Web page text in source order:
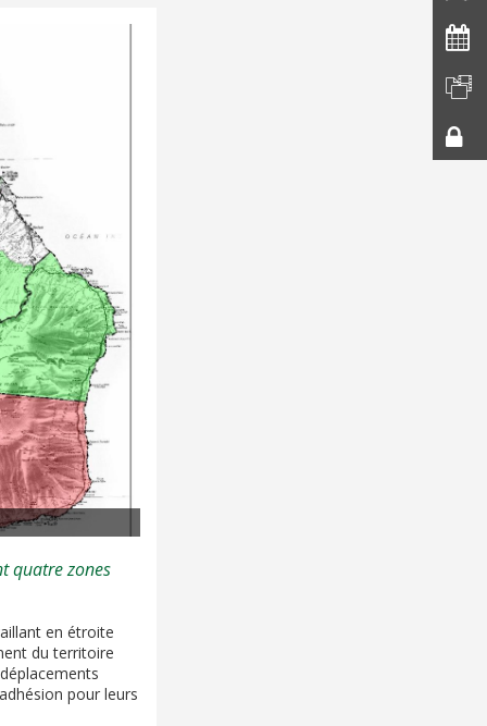
quatre zones
en étroite
du territoire
pour leurs